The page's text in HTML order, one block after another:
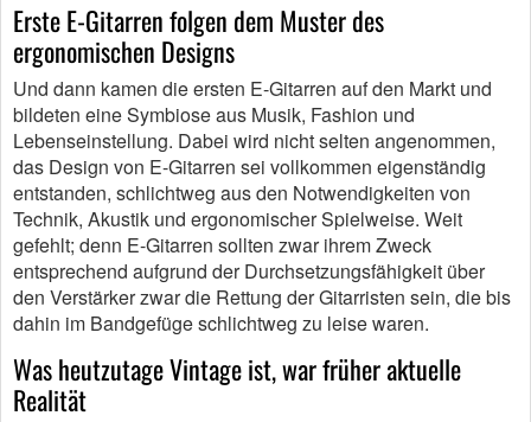
Erste E-Gitarren folgen dem Muster des
ergonomischen Designs
Und dann kamen die ersten E-Gitarren auf den Markt und
bildeten eine Symbiose aus Musik, Fashion und
Lebenseinstellung. Dabei wird nicht selten angenommen,
das Design von E-Gitarren sei vollkommen eigenständig
entstanden, schlichtweg aus den Notwendigkeiten von
Technik, Akustik und ergonomischer Spielweise. Weit
gefehlt; denn E-Gitarren sollten zwar ihrem Zweck
entsprechend aufgrund der Durchsetzungsfähigkeit über
den Verstärker zwar die Rettung der Gitarristen sein, die bis
dahin im Bandgefüge schlichtweg zu leise waren.
Was heutzutage Vintage ist, war früher aktuelle
Realität